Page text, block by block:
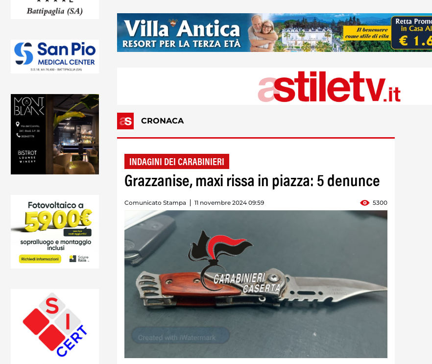
CRONACA
INDAGINI DEI CARABINIERI
Grazzanise, maxi rissa in piazza: 5 denunce
Comunicato Stampa 11 novembre 2024 09:59 5300